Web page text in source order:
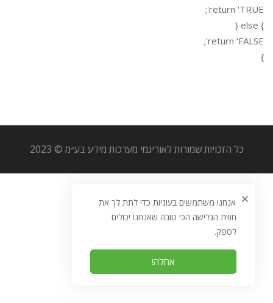
return 'TRUE';
} else {
return 'FALSE';
}
כל הזכויות שמורות לאוריגמי מערכות מידע בע״מ © 2023
אנחנו משתמשים בעוגיות כדי לתת לך את
חווית הגלישה הכי טובה שאנחנו יכולים
לספק.
אחלה!